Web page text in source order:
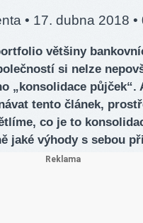
• 17. dubna 2018 •
většiny
si nelze
„konsolidace půjček“.
tento článek,
co je to
jaké výhody s sebou